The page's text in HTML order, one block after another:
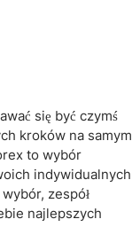
się być czymś
kroków na samym
to wybór
indywidualnych
zespół
najlepszych